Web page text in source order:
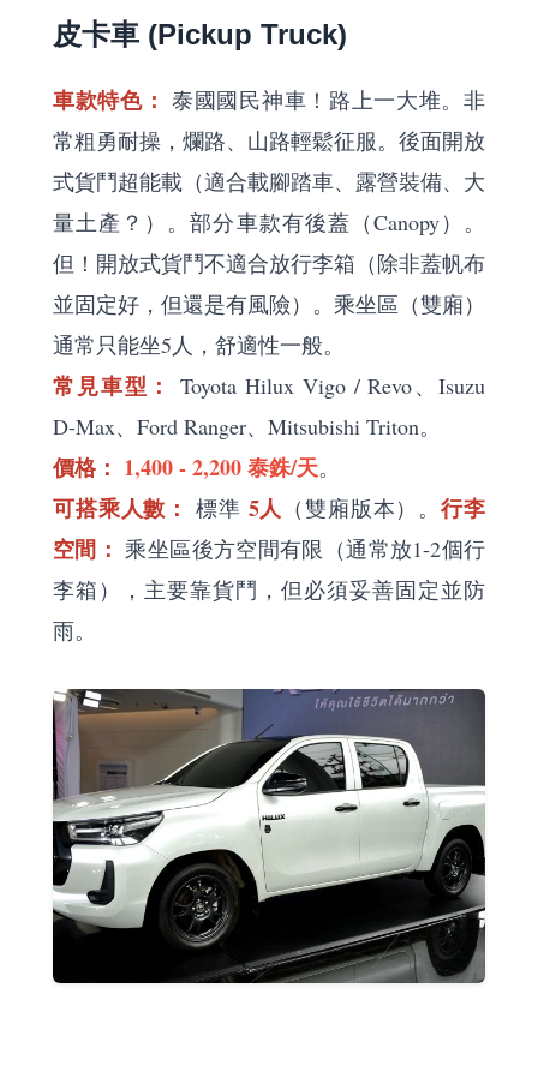
皮卡車 (Pickup Truck)
車款特色： 泰國國民神車！路上一大堆。非
常粗勇耐操，爛路、山路輕鬆征服。後面開放
式貨鬥超能載（適合載腳踏車、露營裝備、大
量土產？）。部分車款有後蓋（Canopy）。
但！開放式貨鬥不適合放行李箱（除非蓋帆布
並固定好，但還是有風險）。乘坐區（雙廂）
通常只能坐5人，舒適性一般。
常見車型：
Toyota Hilux Vigo / Revo、Isuzu
D-Max、Ford Ranger、Mitsubishi Triton。
價格： 1,400 - 2,200 泰銖/天。
可搭乘人數： 標準 5人 （雙廂版本）。行李
空間： 乘坐區後方空間有限（通常放1-2個行
李箱），主要靠貨鬥，但必須妥善固定並防
雨。